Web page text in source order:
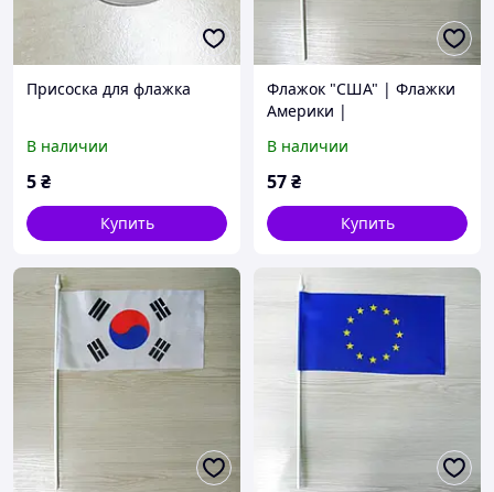
Присоска для флажка
В наличии
5₴
Купить
Флажок "США" | Флажки
Америки |
В наличии
57₴
Купить